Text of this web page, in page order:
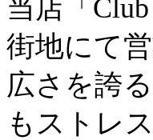
当店「
街地にて
広さを誇
もストレ